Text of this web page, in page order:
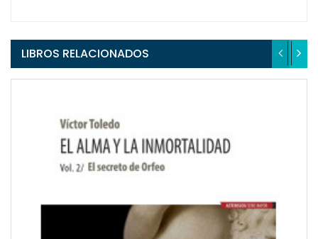
LIBROS RELACIONADOS
QUICKVIEW